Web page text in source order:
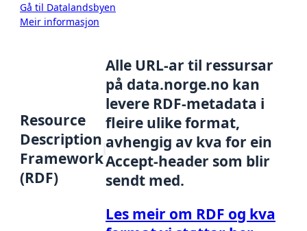
Gå til Datalandsbyen
Meir informasjon
Resource
Description
Framework
(RDF)
Alle URL-ar til ressursar
på data.norge.no kan
levere RDF-metadata i
fleire ulike format,
avhengig av kva for ein
Accept-header som blir
sendt med.
Les meir om RDF og kva